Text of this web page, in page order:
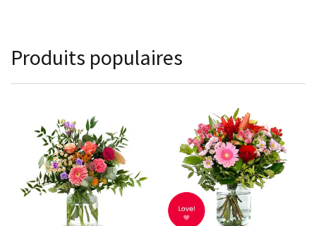
Produits populaires